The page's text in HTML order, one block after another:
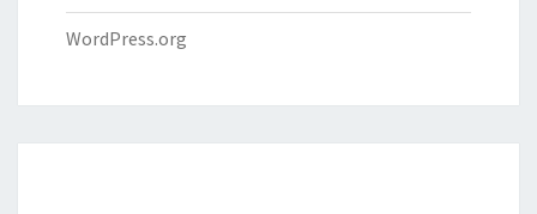
WordPress.org